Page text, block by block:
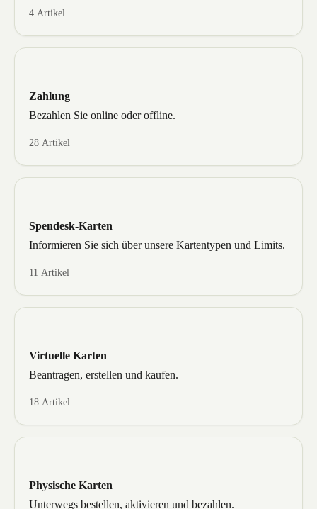
4 Artikel
Zahlung
Bezahlen Sie online oder offline.
28 Artikel
Spendesk-Karten
Informieren Sie sich über unsere Kartentypen und Limits.
11 Artikel
Virtuelle Karten
Beantragen, erstellen und kaufen.
18 Artikel
Physische Karten
Unterwegs bestellen, aktivieren und bezahlen.